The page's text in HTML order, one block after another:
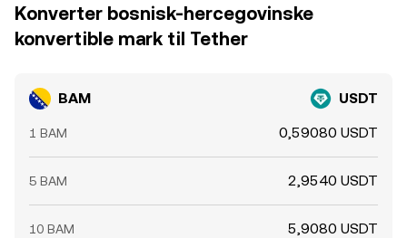
Konverter bosnisk-hercegovinske
konvertible mark til Tether
BAM USDT
1 BAM 0,59080 USDT
5 BAM 2,9540 USDT
10 BAM 5,9080 USDT